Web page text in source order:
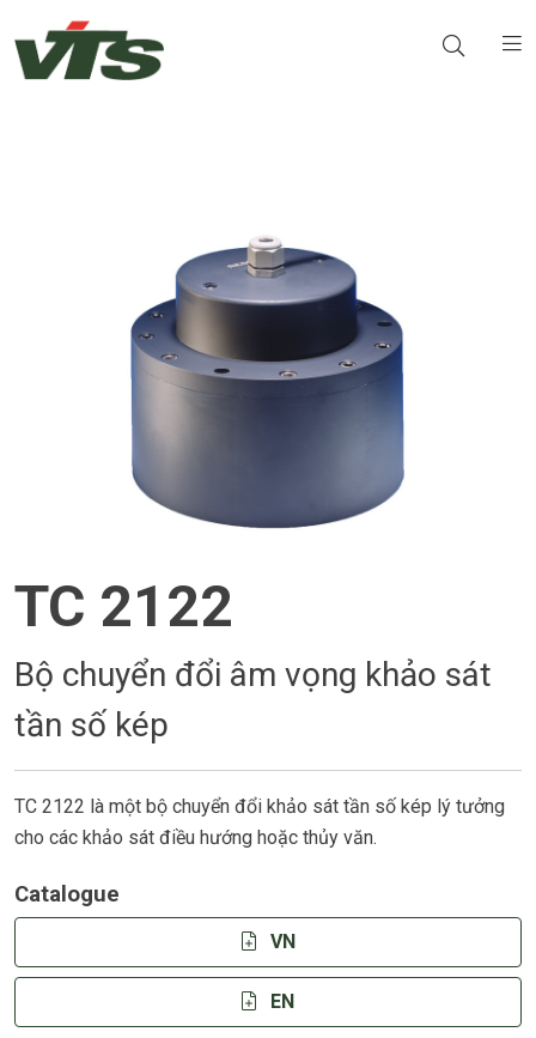
TC 2122
Bộ chuyển đổi âm vọng khảo sát
tần số kép
TC 2122 là một bộ chuyển đổi khảo sát tần số kép lý tưởng
cho các khảo sát điều hướng hoặc thủy văn.
Catalogue
VN
EN